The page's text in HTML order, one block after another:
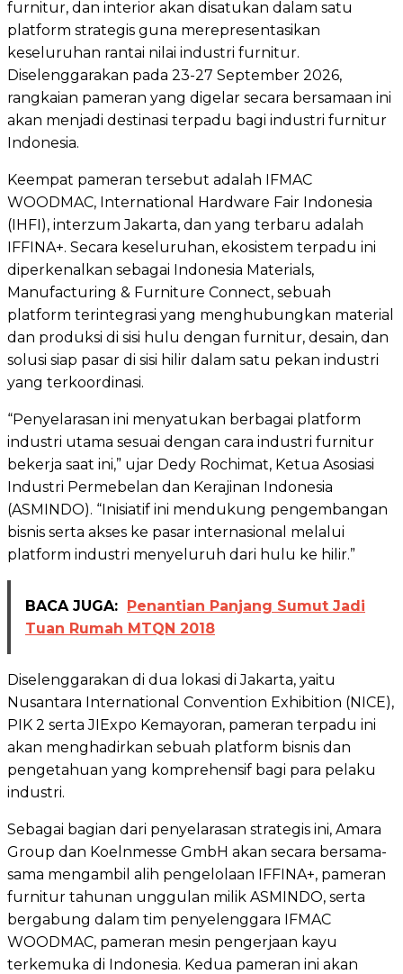
furnitur, dan interior akan disatukan dalam satu
platform strategis guna merepresentasikan
keseluruhan rantai nilai industri furnitur.
Diselenggarakan pada 23-27 September 2026,
rangkaian pameran yang digelar secara bersamaan ini
akan menjadi destinasi terpadu bagi industri furnitur
Indonesia.
Keempat pameran tersebut adalah IFMAC
WOODMAC, International Hardware Fair Indonesia
(IHFI), interzum Jakarta, dan yang terbaru adalah
IFFINA+. Secara keseluruhan, ekosistem terpadu ini
diperkenalkan sebagai Indonesia Materials,
Manufacturing & Furniture Connect, sebuah
platform terintegrasi yang menghubungkan material
dan produksi di sisi hulu dengan furnitur, desain, dan
solusi siap pasar di sisi hilir dalam satu pekan industri
yang terkoordinasi.
“Penyelarasan ini menyatukan berbagai platform
industri utama sesuai dengan cara industri furnitur
bekerja saat ini,” ujar Dedy Rochimat, Ketua Asosiasi
Industri Permebelan dan Kerajinan Indonesia
(ASMINDO). “Inisiatif ini mendukung pengembangan
bisnis serta akses ke pasar internasional melalui
platform industri menyeluruh dari hulu ke hilir.”
BACA JUGA: Penantian Panjang Sumut Jadi
Tuan Rumah MTQN 2018
Diselenggarakan di dua lokasi di Jakarta, yaitu
Nusantara International Convention Exhibition (NICE),
PIK 2 serta JIExpo Kemayoran, pameran terpadu ini
akan menghadirkan sebuah platform bisnis dan
pengetahuan yang komprehensif bagi para pelaku
industri.
Sebagai bagian dari penyelarasan strategis ini, Amara
Group dan Koelnmesse GmbH akan secara bersama-
sama mengambil alih pengelolaan IFFINA+, pameran
furnitur tahunan unggulan milik ASMINDO, serta
bergabung dalam tim penyelenggara IFMAC
WOODMAC, pameran mesin pengerjaan kayu
terkemuka di Indonesia. Kedua pameran ini akan